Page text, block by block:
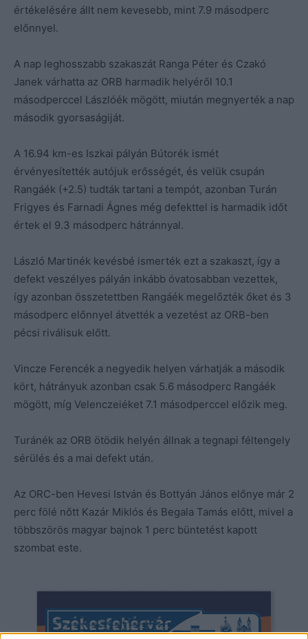
értékelésére állt nem kevesebb, mint 7.9 másodperc
előnnyel.
A nap leghosszabb szakaszát Ranga Péter és Czakó
Janek várhatta az ORB harmadik helyéről 10.1
másodperccel Lászlóék mögött, miután megnyerték a nap
második gyorsaságiját.
A 16.94 km-es Iszkai pályán Bútorék ismét
érvényesítették autójuk erősségét, és velük csupán
Rangáék (+2.5) tudták tartani a tempót, azonban Turán
Frigyes és Farnadi Ágnes még defekttel is harmadik időt
értek el 9.3 másodperc hátránnyal.
László Martinék kevésbé ismerték ezt a szakaszt, így a
defekt veszélyes pályán inkább óvatosabban vezettek,
így azonban összetettben Rangáék megelőzték őket és 3
másodperc előnnyel átvették a vezetést az ORB-ben
pécsi riválisuk előtt.
Vincze Ferencék a negyedik helyen várhatják a második
kört, hátrányuk azonban csak 5.6 másodperc Rangáék
mögött, míg Velenczeiéket 7.1 másodperccel előzik meg.
Turánék az ORB ötödik helyén állnak a tegnapi féltengely
sérülés és a mai defekt után.
Az ORC-ben Hevesi István és Bottyán János előnye már 2
perc fölé nőtt Kazár Miklós és Begala Tamás előtt, mivel a
többszörös magyar bajnok 1 perc büntetést kapott
szombat este.